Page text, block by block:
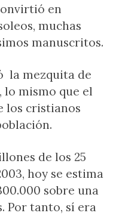
en
muchas
manuscritos.
la mezquita de
lo mismo que el
los cristianos
de los 25
hoy se estima
sobre una
Por tanto, sí era